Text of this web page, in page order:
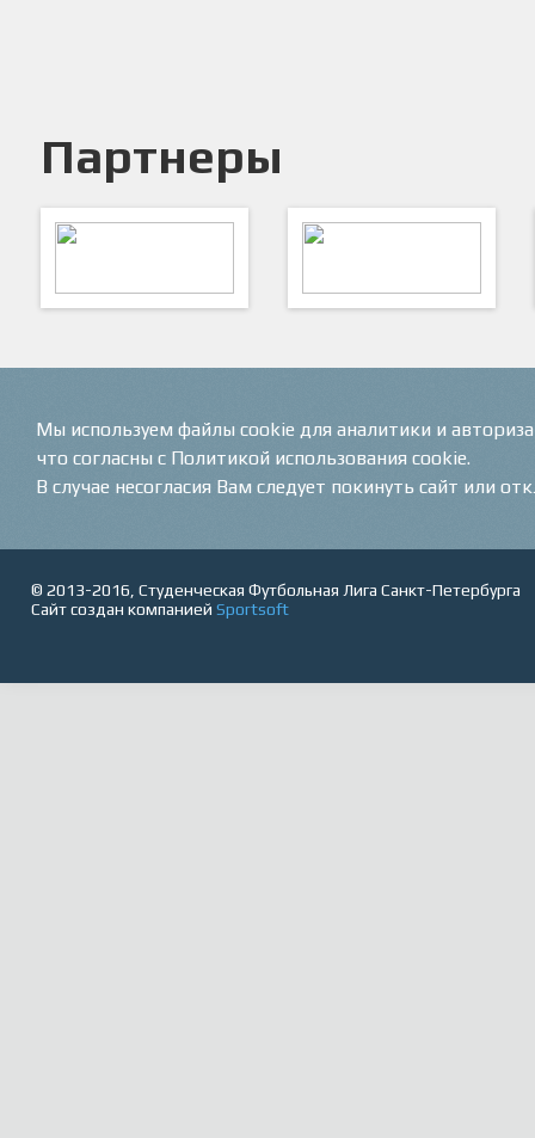
Партнеры
© 2013-2016, Студенческая Футбольная Лига Санкт-Петербурга
Сайт создан компанией Sportsoft
Мы используем файлы cookie для аналитики и
что согласны с Политикой использования cookie.
В случае несогласия Вам следует покинуть сайт или